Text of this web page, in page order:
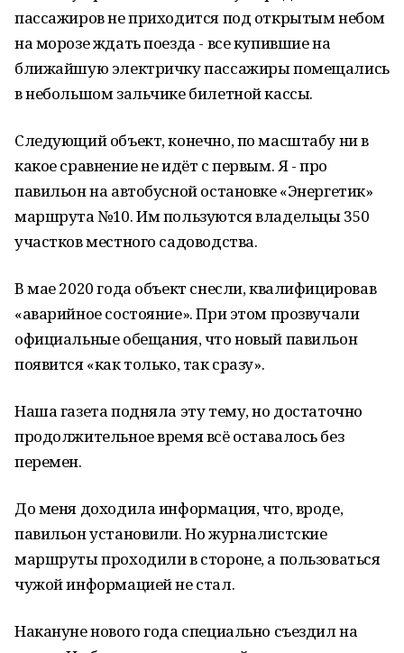
пассажиров не приходится под открытым небом
на морозе ждать поезда - все купившие на
ближайшую электричку пассажиры помещались
в небольшом зальчике билетной кассы.
Следующий объект, конечно, по масштабу ни в
какое сравнение не идёт с первым. Я - про
павильон на автобусной остановке «Энергетик»
маршрута №10. Им пользуются владельцы 350
участков местного садоводства.
В мае 2020 года объект снесли, квалифицировав
«аварийное состояние». При этом прозвучали
официальные обещания, что новый павильон
появится «как только, так сразу».
Наша газета подняла эту тему, но достаточно
продолжительное время всё оставалось без
перемен.
До меня доходила информация, что, вроде,
павильон установили. Но журналистские
маршруты проходили в стороне, а пользоваться
чужой информацией не стал.
Накануне нового года специально съездил на